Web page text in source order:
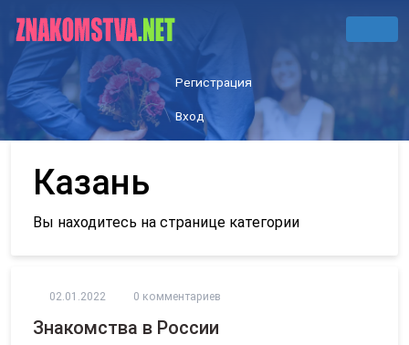
Регистрация
Вход
Казань
Вы находитесь на странице категории
02.01.2022 0 комментариев
Знакомства в России